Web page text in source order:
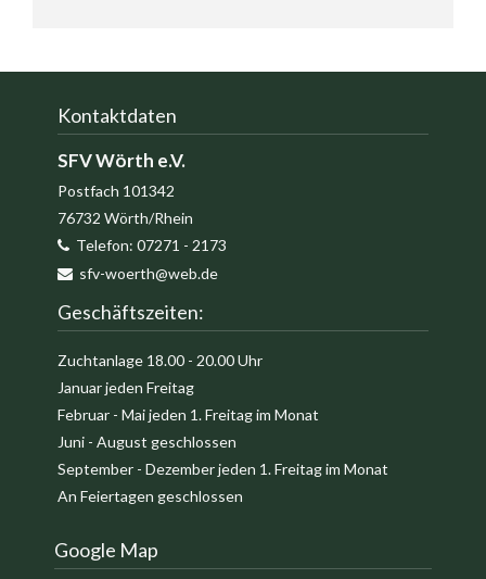
FISCHERFEST
Fischerfest
2026
Fischerfeste
Bilder
2026
LINKS
INTERN
Impressum
Kontaktdaten
SFV Wörth e.V.
Postfach 101342
76732 Wörth/Rhein
Telefon: 07271 - 2173
sfv-woerth@web.de
Geschäftszeiten:
Zuchtanlage 18.00 - 20.00 Uhr
Januar jeden Freitag
Februar - Mai jeden 1. Freitag im Monat
Juni - August geschlossen
September - Dezember jeden 1. Freitag im Monat
An Feiertagen geschlossen
Google Map